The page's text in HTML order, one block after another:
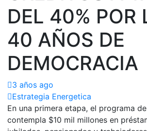
DEL 40% POR
40 AÑOS DE
DEMOCRACIA
3 años ago
Estrategia Energetica
En una primera etapa, el programa
contempla $10 mil millones en